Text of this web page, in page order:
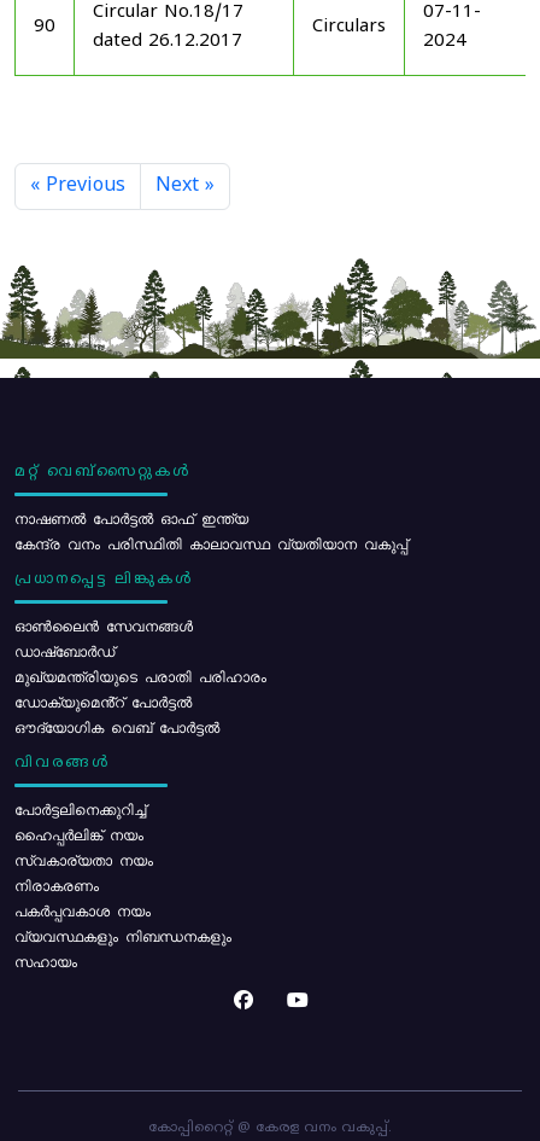
90
Circular No.18/17
dated 26.12.2017
Circulars
07-11-
2024
« Previous Next »
മറ്റ് വെബ്സൈറ്റുകൾ
നാഷണൽ പോർട്ടൽ ഓഫ് ഇന്ത്യ
കേന്ദ്ര വനം പരിസ്ഥിതി കാലാവസ്ഥ വ്യതിയാന വകുപ്പ്
പ്രധാനപ്പെട്ട ലിങ്കുകൾ
ഓൺലൈൻ സേവനങ്ങൾ
ഡാഷ്ബോർഡ്
മുഖ്യമന്ത്രിയുടെ പരാതി പരിഹാരം
ഡോക്യുമെൻ്റ് പോർട്ടൽ
ഔദ്യോഗിക വെബ് പോർട്ടൽ
വിവരങ്ങൾ
പോര്‍ട്ടലിനെക്കുറിച്ച്
ഹൈപ്പർലിങ്ക് നയം
സ്വകാര്യതാ നയം
നിരാകരണം
പകർപ്പവകാശ നയം
വ്യവസ്ഥകളും നിബന്ധനകളും
സഹായം
കോപ്പിറൈറ്റ് @ കേരള വനം വകുപ്പ്.